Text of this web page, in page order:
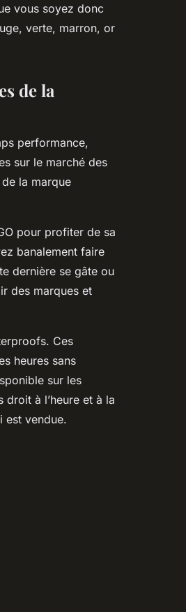
vous soyez donc
verte, marron, or
de la
performance,
sur le marché des
la marque
pour profiter de sa
banalement faire
dernière se gâte ou
des marques et
Ces
heures sans
sur les
à l’heure et à la
est vendue.